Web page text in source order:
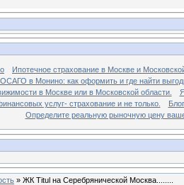
Ипотечное страхование в Москве и
ОСАГО в Монино: как оформить и где найти
в Москве или в Московской области.
услуг- страхование и не только.
Блог
Определите реальную рыночную цену
» ЖК Titul на Серебрянической Москва........